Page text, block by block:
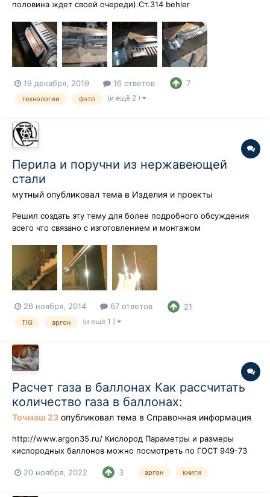
половина ждет своей очереди).Ст.314 behler
напильники,диски,бруски и т.д.) Довольно напряженная
работа,.надо сказать.
19 декабря, 2019 16 ответов 7
технологии фото (и ещё 2 )
Перила и поручни из нержавеющей
стали
мутный опубликовал тема в Изделия и проекты
Решил создать эту тему для более подробного обсуждения
всего что связано с изготовлением и монтажом
расскажу о самом главном, на мой взгляд,процессе-
креплении стоек к полу.После различных вариаций я выбрал
данную схему из-за простоты,надежности и о...
26 ноября, 2014 67 ответов 21
TIG аргон (и ещё 1 )
Расчет газа в баллонах Как рассчитать
количество газа в баллонах:
Точмаш 23 опубликовал тема в Справочная информация
http://www.argon35.ru/ Кислород Параметры и размеры
кислородных баллонов можно посмотреть по ГОСТ 949-73
19,7МПа». Наиболее популярными являются баллоны
20 ноября, 2022 3 аргон книги